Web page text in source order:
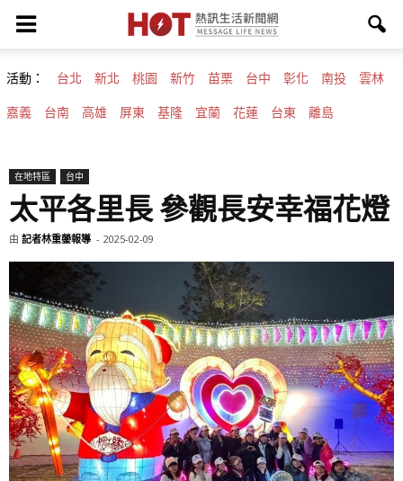
活動： 台北 新北 桃園 新竹 苗栗 台中 彰化 南投 雲林
嘉義 台南 高雄 屏東 基隆 宜蘭 花蓮 台東 離島
在地特區 台中
太平各里長 參觀長安幸福花燈
由 記者林重鎣報導 - 2025-02-09